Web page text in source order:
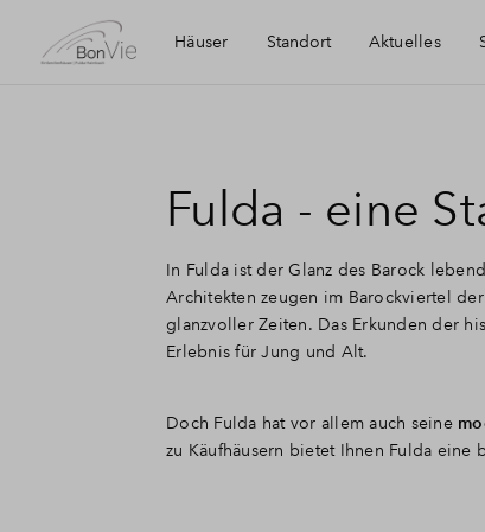
Häuser Standort Aktuelles
Kontakt
Fulda - eine
In Fulda ist der Glanz des Barock
Architekten zeugen im Barockviertel der
glanzvoller Zeiten. Das Erkunden der
Erlebnis für Jung und Alt.
Doch Fulda hat vor allem auch seine
zu Käufhäusern bietet Ihnen Fulda